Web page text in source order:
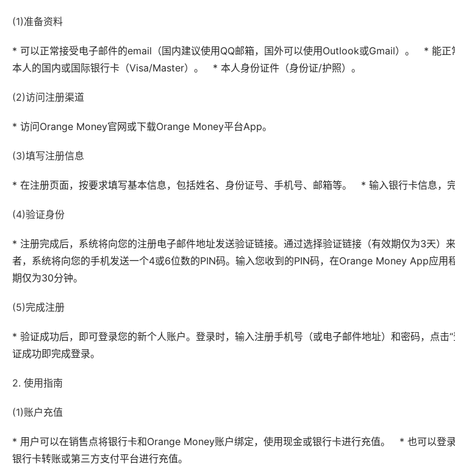
(1)准备资料
* 可以正常接受电子邮件的email（国内建议使用QQ邮箱，国外可以使用Outlook或Gmail）。 * 能
本人的国内或国际银行卡（Visa/Master）。 * 本人身份证件（身份证/护照）。
(2)访问注册渠道
* 访问Orange Money官网或下载Orange Money平台App。
(3)填写注册信息
* 在注册页面，按要求填写基本信息，包括姓名、身份证号、手机号、邮箱等。 * 输入银行卡信息，
(4)验证身份
* 注册完成后，系统将向您的注册电子邮件地址发送验证链接。通过选择验证链接（有效期仅为3天
者，系统将向您的手机发送一个4或6位数的PIN码。输入您收到的PIN码，在Orange Money App应用
期仅为30分钟。
(5)完成注册
* 验证成功后，即可登录您的新个人账户。登录时，输入注册手机号（或电子邮件地址）和密码，点击
证成功即完成登录。
2. 使用指南
(1)账户充值
* 用户可以在销售点将银行卡和Orange Money账户绑定，使用现金或银行卡进行充值。 * 也可以登
银行卡转账或第三方支付平台进行充值。